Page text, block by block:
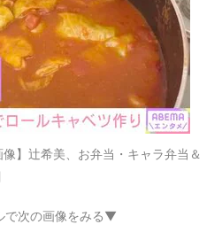
像】辻希美、お弁当・キャラ弁当＆
で次の画像をみる▼